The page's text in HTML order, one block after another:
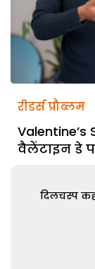
रीडर्स प्रौब्लम
Valentine’s
वैलेंटाइन डे
दिलचस्प